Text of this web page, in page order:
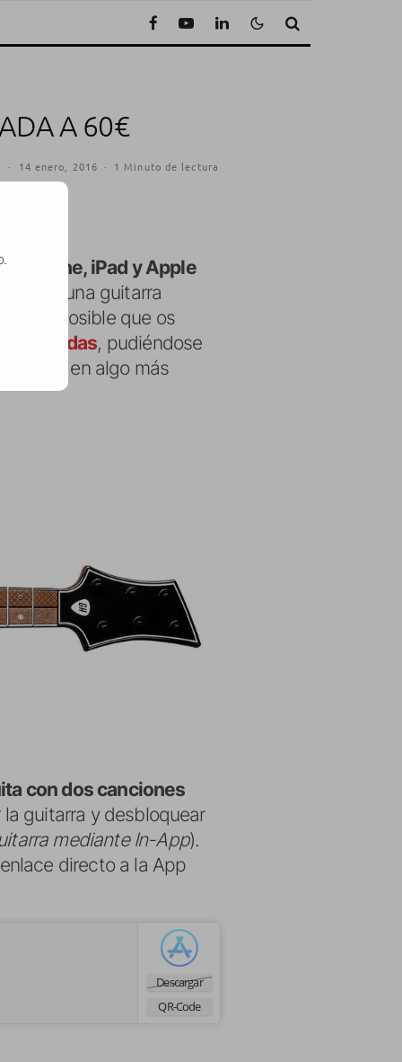
A 60€
· 14 enero, 2016 · 1 Minuto de lectura
(
iPhone, iPad y Apple
una guitarra
es posible que os
tiendas, pudiéndose
actual en algo más
con dos canciones
guitarra y desbloquear
mediante In-App).
directo a la App
Descargar
QR-Code